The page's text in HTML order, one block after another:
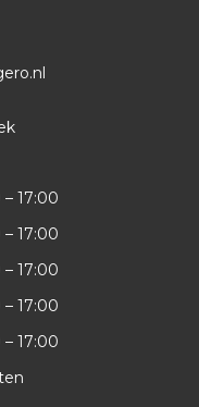
17:00
17:00
17:00
17:00
17:00